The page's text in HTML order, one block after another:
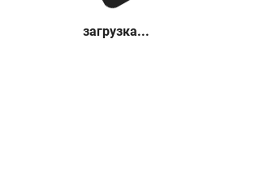
загрузка...